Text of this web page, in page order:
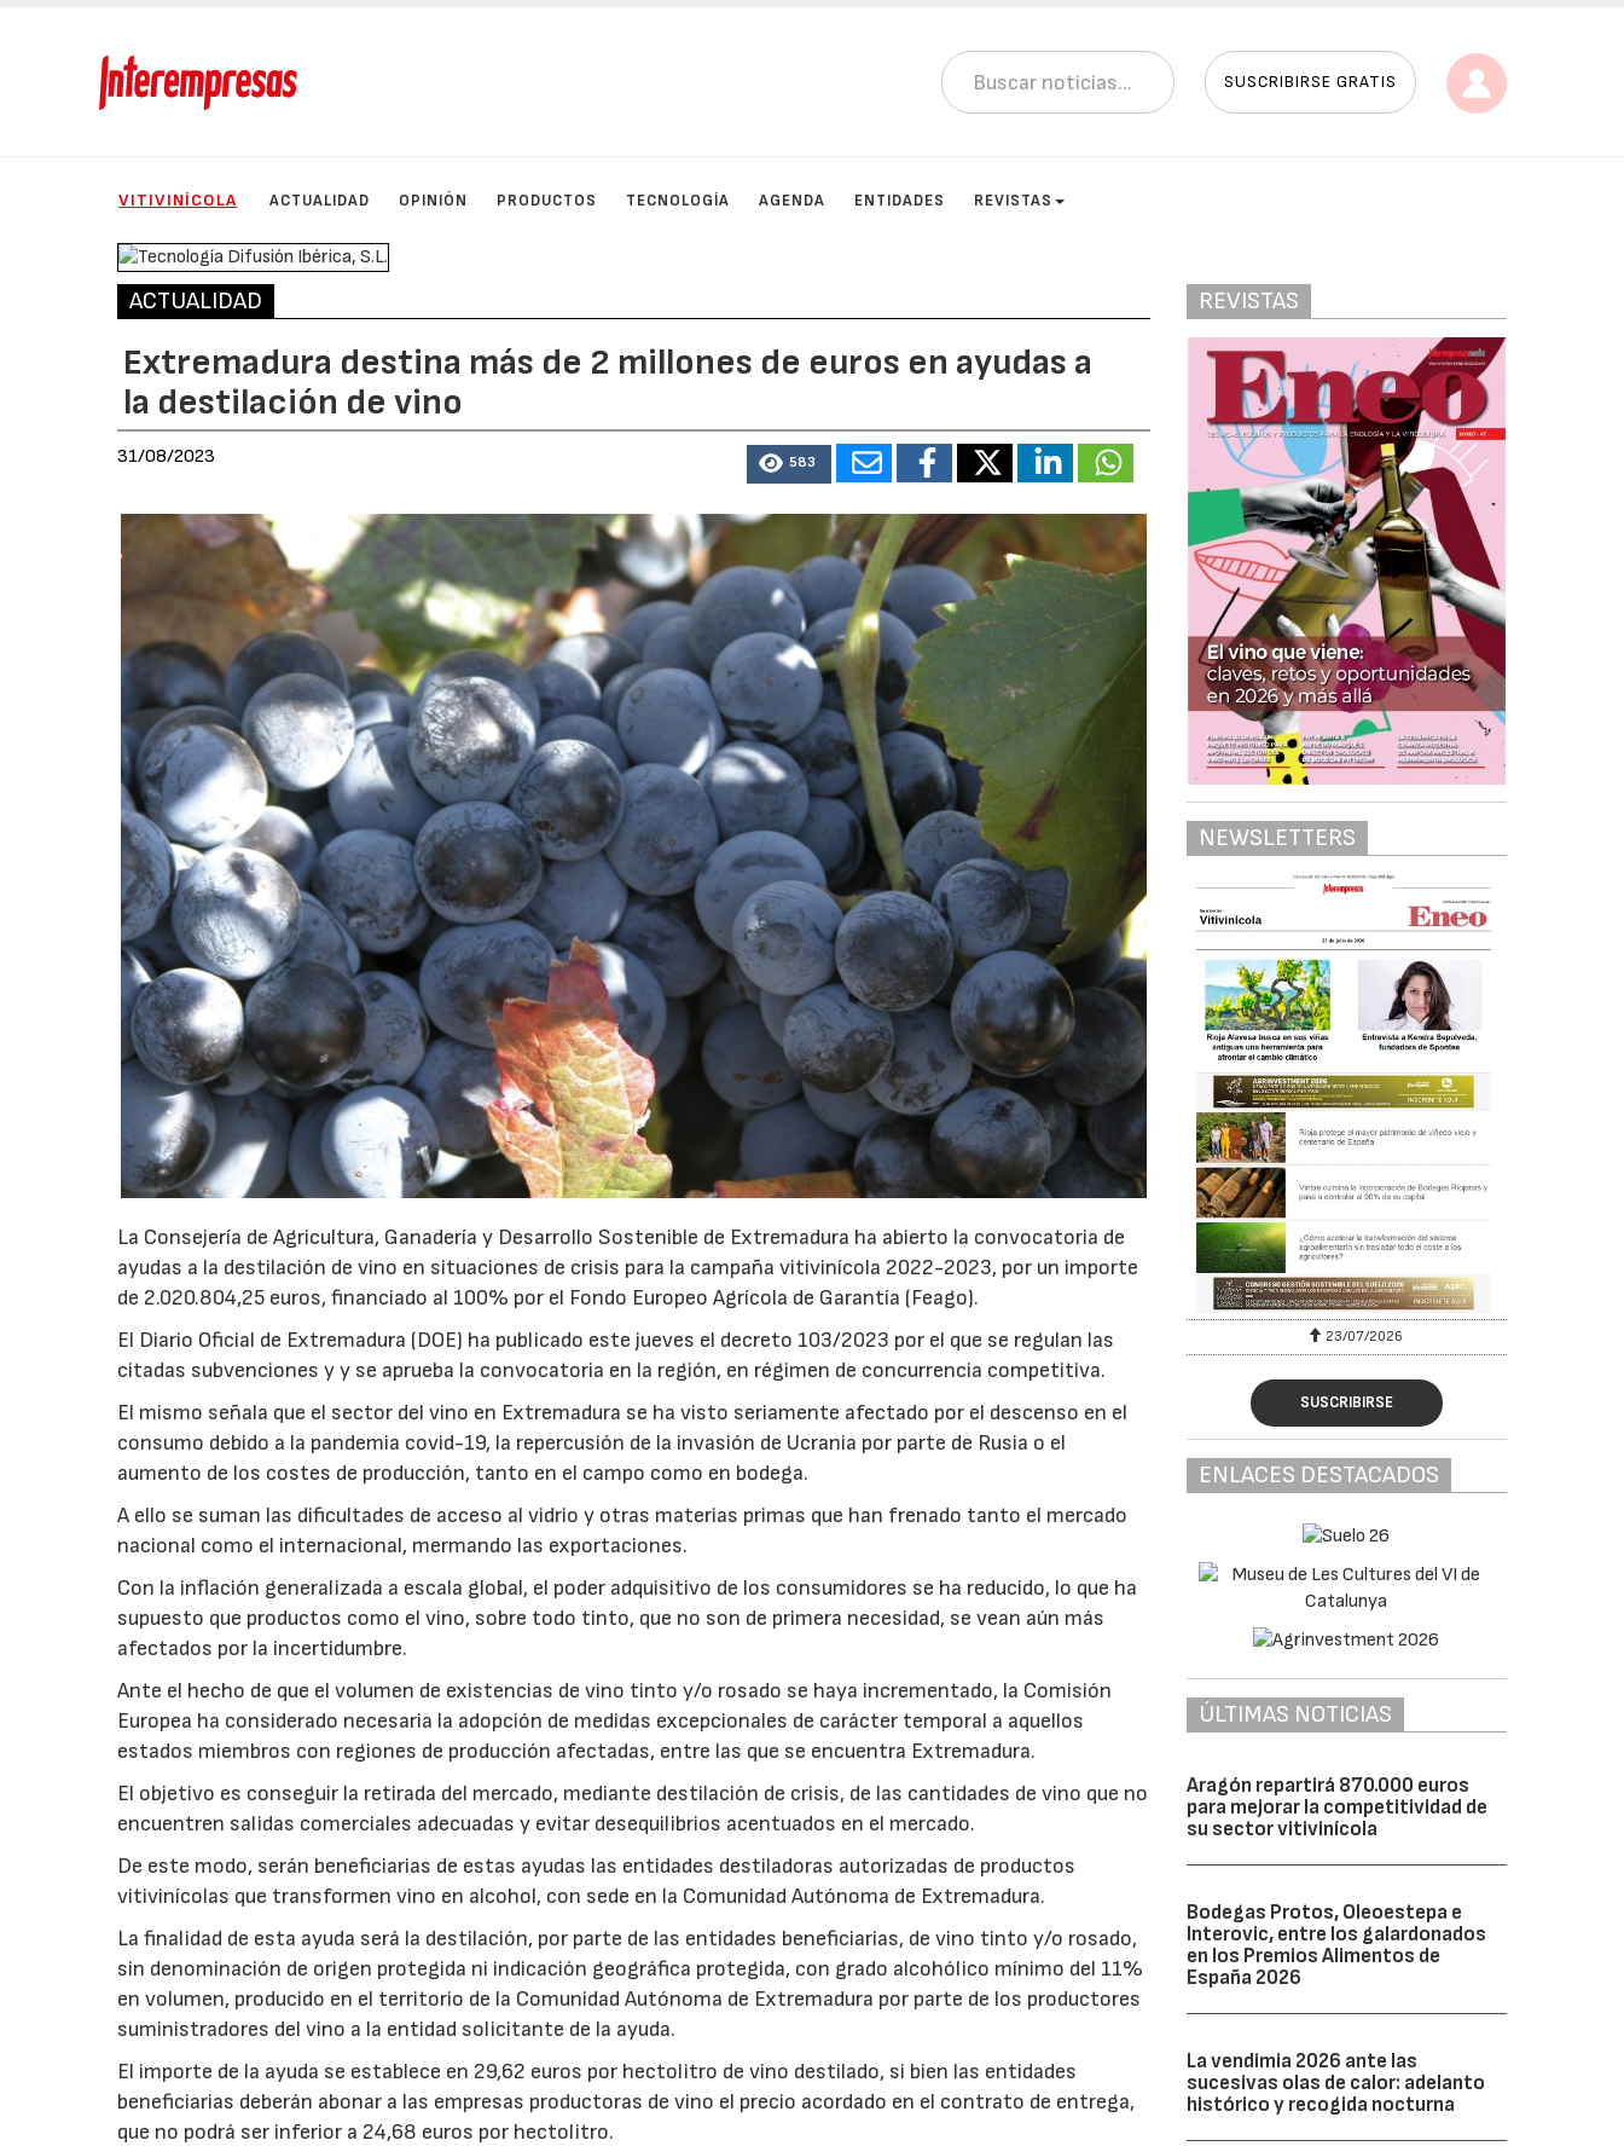
SUSCRIBIRSE GRATIS
VITIVINÍCOLA ACTUALIDAD OPINIÓN PRODUCTOS TECNOLOGÍA AGENDA ENTIDADES REVISTAS
ACTUALIDAD
Extremadura destina más de 2 millones de euros en ayudas a
la destilación de vino
31/08/2023 583
La Consejería de Agricultura, Ganadería y Desarrollo Sostenible de Extremadura ha abierto la convocatoria de
ayudas a la destilación de vino en situaciones de crisis para la campaña vitivinícola 2022-2023, por un importe
de 2.020.804,25 euros, financiado al 100% por el Fondo Europeo Agrícola de Garantía (Feago).
El Diario Oficial de Extremadura (DOE) ha publicado este jueves el decreto 103/2023 por el que se regulan las
citadas subvenciones y y se aprueba la convocatoria en la región, en régimen de concurrencia competitiva.
El mismo señala que el sector del vino en Extremadura se ha visto seriamente afectado por el descenso en el
consumo debido a la pandemia covid-19, la repercusión de la invasión de Ucrania por parte de Rusia o el
aumento de los costes de producción, tanto en el campo como en bodega.
A ello se suman las dificultades de acceso al vidrio y otras materias primas que han frenado tanto el mercado
nacional como el internacional, mermando las exportaciones.
Con la inflación generalizada a escala global, el poder adquisitivo de los consumidores se ha reducido, lo que ha
supuesto que productos como el vino, sobre todo tinto, que no son de primera necesidad, se vean aún más
afectados por la incertidumbre.
Ante el hecho de que el volumen de existencias de vino tinto y/o rosado se haya incrementado, la Comisión
Europea ha considerado necesaria la adopción de medidas excepcionales de carácter temporal a aquellos
estados miembros con regiones de producción afectadas, entre las que se encuentra Extremadura.
El objetivo es conseguir la retirada del mercado, mediante destilación de crisis, de las cantidades de vino que no
encuentren salidas comerciales adecuadas y evitar desequilibrios acentuados en el mercado.
De este modo, serán beneficiarias de estas ayudas las entidades destiladoras autorizadas de productos
vitivinícolas que transformen vino en alcohol, con sede en la Comunidad Autónoma de Extremadura.
La finalidad de esta ayuda será la destilación, por parte de las entidades beneficiarias, de vino tinto y/o rosado,
sin denominación de origen protegida ni indicación geográfica protegida, con grado alcohólico mínimo del 11%
en volumen, producido en el territorio de la Comunidad Autónoma de Extremadura por parte de los productores
suministradores del vino a la entidad solicitante de la ayuda.
El importe de la ayuda se establece en 29,62 euros por hectolitro de vino destilado, si bien las entidades
beneficiarias deberán abonar a las empresas productoras de vino el precio acordado en el contrato de entrega,
que no podrá ser inferior a 24,68 euros por hectolitro.
REVISTAS
NEWSLETTERS
23/07/2026 30/07/2026 23/07/2026
SUSCRIBIRSE
ENLACES DESTACADOS
ÚLTIMAS NOTICIAS
Aragón repartirá 870.000 euros
para mejorar la competitividad de
su sector vitivinícola
Bodegas Protos, Oleoestepa e
Interovic, entre los galardonados
en los Premios Alimentos de
España 2026
La vendimia 2026 ante las
sucesivas olas de calor: adelanto
histórico y recogida nocturna